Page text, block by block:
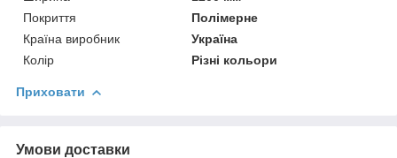
Покриття
Полімерне
Країна виробник
Україна
Колір
Різні кольори
Приховати
Умови доставки